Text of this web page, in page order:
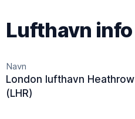
Lufthavn info
Navn
London lufthavn Heathrow
(LHR)